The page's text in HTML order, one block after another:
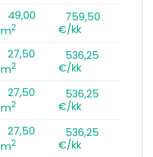
49,00
m2
759,50
€/kk
27,50
m2
536,25
€/kk
27,50
m2
536,25
€/kk
27,50
m2
536,25
€/kk